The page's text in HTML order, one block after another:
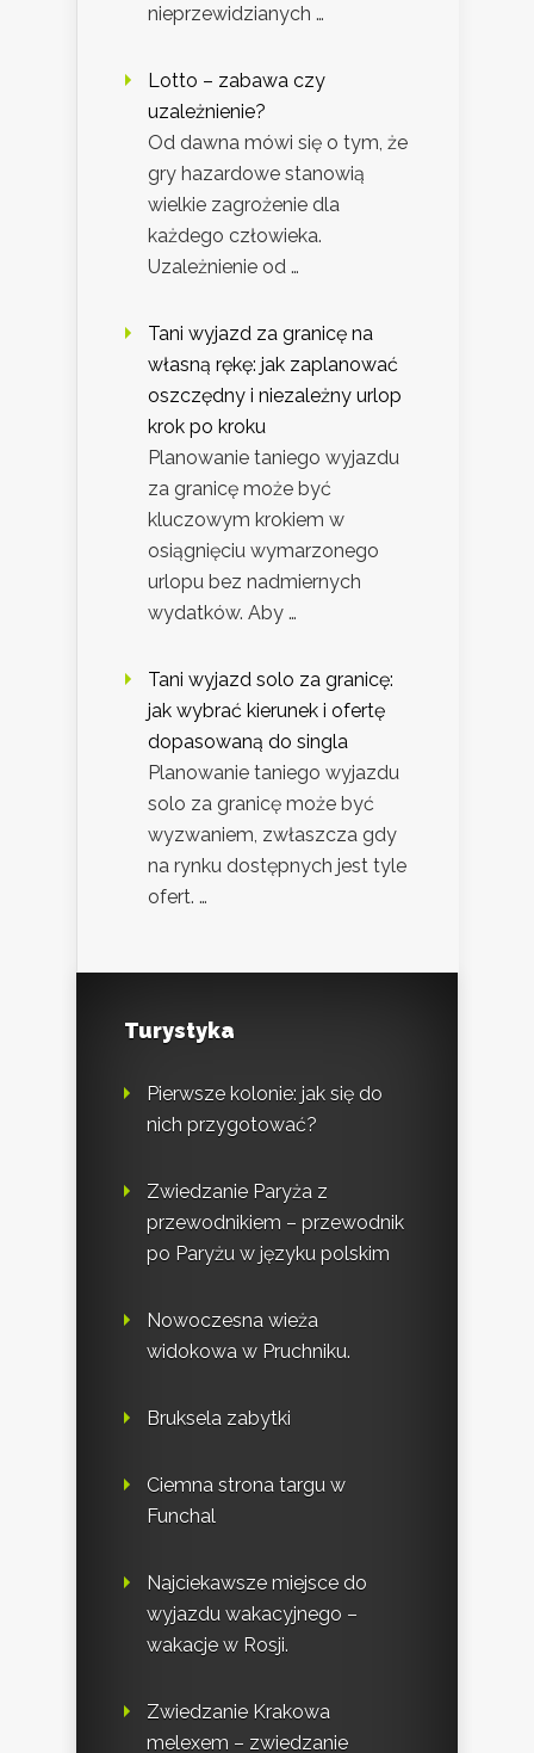
nieprzewidzianych …
Lotto – zabawa czy
uzależnienie?
Od dawna mówi się o tym, że
gry hazardowe stanowią
wielkie zagrożenie dla
każdego człowieka.
Uzależnienie od …
Tani wyjazd za granicę na
własną rękę: jak zaplanować
oszczędny i niezależny urlop
krok po kroku
Planowanie taniego wyjazdu
za granicę może być
kluczowym krokiem w
osiągnięciu wymarzonego
urlopu bez nadmiernych
wydatków. Aby …
Tani wyjazd solo za granicę:
jak wybrać kierunek i ofertę
dopasowaną do singla
Planowanie taniego wyjazdu
solo za granicę może być
wyzwaniem, zwłaszcza gdy
na rynku dostępnych jest tyle
ofert. …
Turystyka
Pierwsze kolonie: jak się do
nich przygotować?
Zwiedzanie Paryża z
przewodnikiem – przewodnik
po Paryżu w języku polskim
Nowoczesna wieża
widokowa w Pruchniku.
Bruksela zabytki
Ciemna strona targu w
Funchal
Najciekawsze miejsce do
wyjazdu wakacyjnego –
wakacje w Rosji.
Zwiedzanie Krakowa
melexem – zwiedzanie